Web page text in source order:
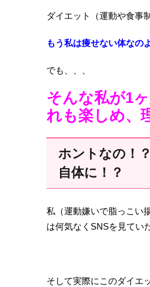
ダイエット（運動や食事
もう私は痩せない体なの
でも、、、
そんな私が1
れも楽しめ、
ホントなの！
自体に！？
私（運動嫌いで脂っこい
は何気なくSNSを見てい
そして実際にこのダイエ